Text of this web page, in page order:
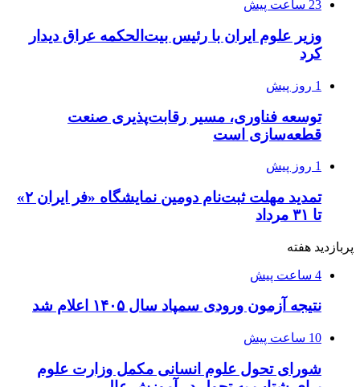
23 ساعت پیش
وزیر علوم ایران با رئیس بیت‌الحکمه عراق دیدار
کرد
1 روز پیش
توسعه فناوری، مسیر رقابت‌پذیری صنعت
قطعه‌سازی است
1 روز پیش
تمدید مهلت ثبت‌نام دومین نمایشگاه «فر ایران ۲»
تا ۳۱ مرداد
پربازدید هفته
4 ساعت پیش
نتیجه آزمون ورودی سمپاد سال ۱۴۰۵ اعلام شد
10 ساعت پیش
شورای تحول علوم انسانی مکمل وزارت علوم